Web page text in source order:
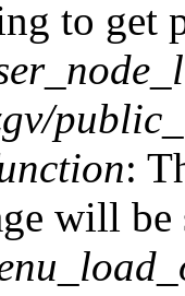
to get
:
will